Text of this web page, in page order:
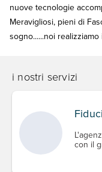
nuove tecnologie
Meravigliosi, pieni di
sogno......noi
i nostri servizi
con il